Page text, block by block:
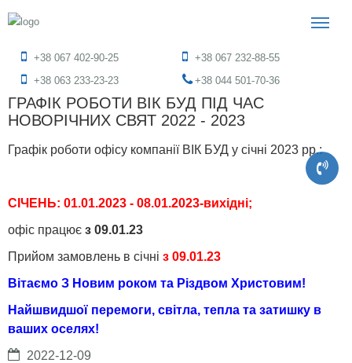
+38 067 402-90-25
+38 067 232-88-55
+38 063 233-23-23
+38 044 501-70-36
ГРАФІК РОБОТИ ВІК БУД ПІД ЧАС
НОВОРІЧНИХ СВЯТ 2022 - 2023
Графік роботи офісу компанії ВІК БУД у січні 2023 рр.:
СІЧЕНЬ: 01.01.2023 - 08.01.2023-вихідні;
офіс працює з 09.01.23
Прийом замовлень в січні з 09.01.23
Вітаємо З Новим роком та Різдвом Христовим!
Найшвидшої перемоги, світла, тепла та затишку в
ваших оселях!
2022-12-09